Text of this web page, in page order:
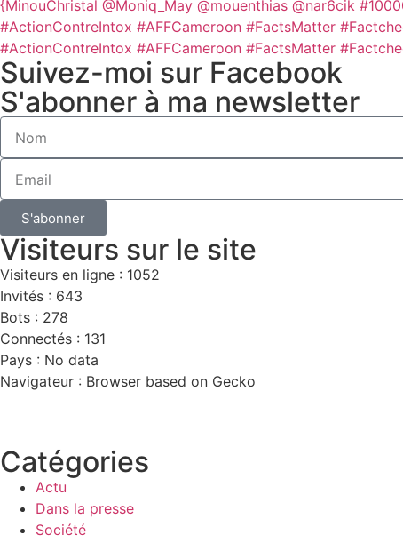
{MinouChristal @Moniq_May @mouenthias @nar6cik
#ActionContreIntox #AFFCameroon #FactsMatter
#ActionContreIntox #AFFCameroon #FactsMatter
Suivez-moi sur Facebook
S'abonner à ma newsletter
S'abonner
Visiteurs sur le site
Visiteurs en ligne : 1052
Invités : 643
Bots : 278
Connectés : 131
Pays : No data
Navigateur : Browser based on Gecko
Catégories
Actu
Dans la presse
Société